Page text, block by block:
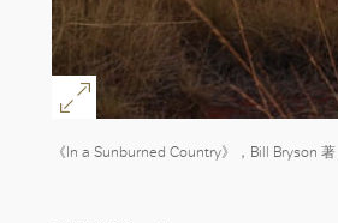
《In a Sunburned Country》，Bill Bryson